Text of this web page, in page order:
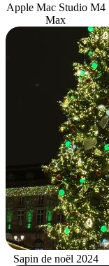
Apple Mac Studio M4
Max
Sapin de noël 2024